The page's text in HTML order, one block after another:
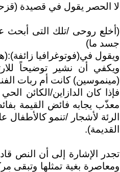
لا الحصر يقول في قصيدة
(أخلع روحى /تلك التى أبحث
جسد ما)
ويقول في(فوتوغرافيا
ويكفي أن نشير توضيحاً
(مينموسين) كانت أم ربات
فإذا كان الدازاين/الكائن
معذّب يجابه فائض القيمة
الرئة لأشجار /تنمو
القديمة).
تجدر الإشارة إلى أن النص
ومعاصرة بغية تمثلها وتبقى